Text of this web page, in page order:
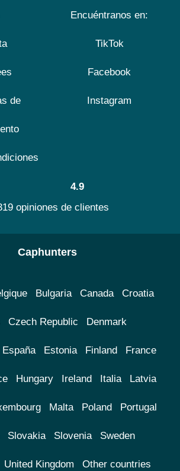
de
Encuéntranos en:
TikTok
Facebook
Instagram
4.9
opiniones de clientes
Caphunters
Bulgaria Canada Croatia
Czech Republic Denmark
España Estonia Finland France
Hungary Ireland Italia Latvia
Malta Poland Portugal
Slovakia Slovenia Sweden
United Kingdom Other countries